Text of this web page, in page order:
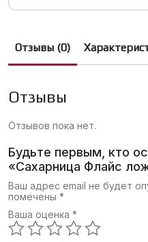
Отзывы (0)
Отзывы
Отзывов пока нет.
Будьте первым, кто
«Сахарница Флайс
Ваш адрес email не будет
помечены *
Ваша оценка *